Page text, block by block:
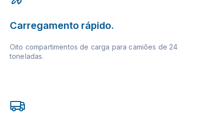
Carregamento rápido.
Oito compartimentos de carga para camiões de 24
toneladas.